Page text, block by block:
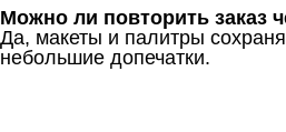
Можно ли повторить заказ
Да, макеты и палитры
небольшие допечатки.